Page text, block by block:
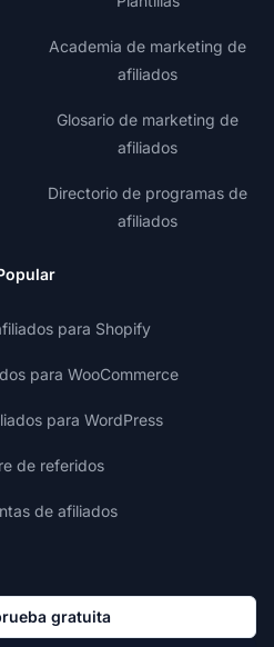
Academia de marketing de
afiliados
Glosario de marketing de
afiliados
Directorio de programas de
afiliados
para Shopify
para WooCommerce
para WordPress
de referidos
de afiliados
gratuita